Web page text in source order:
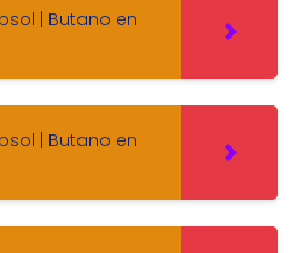
| Butano en
| Butano en